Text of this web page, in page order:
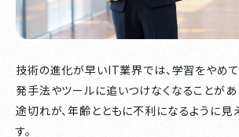
技術の進化が早いIT業界では、学習をやめ
発手法やツールに追いつけなくなることがあ
途切れが、年齢とともに不利になるように見
す。